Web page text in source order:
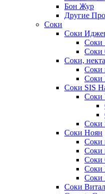
Бон Жур
Другие
Соки
Соки
Соки
Соки
Соки,
Соки
Соки
Соки SIS
Соки
Соки
Соки Ноян
Соки
Соки
Соки
Соки
Соки
Соки Витал